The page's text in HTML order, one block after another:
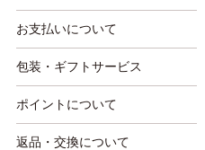
お支払いについて
包装・ギフトサービス
ポイントについて
返品・交換について